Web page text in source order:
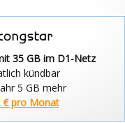
35 GB im D1-Netz
kündbar
5 GB mehr
€ pro Monat